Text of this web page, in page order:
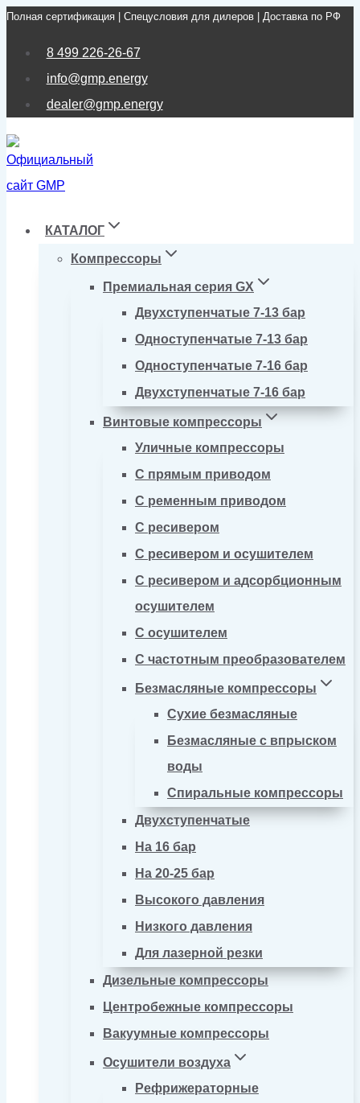
Перейти
Полная сертификация | Спецусловия для дилеров | Доставка по РФ
8 499 226-26-67
info@gmp.energy
dealer@gmp.energy
КАТАЛОГ
Компрессоры
Премиальная серия GX
Двухступенчатые 7-13 бар
Одноступенчатые 7-13 бар
Одноступенчатые 7-16 бар
Двухступенчатые 7-16 бар
Винтовые компрессоры
Уличные компрессоры
С прямым приводом
С ременным приводом
С ресивером
С ресивером и осушителем
С ресивером и адсорбционным
осушителем
С осушителем
С частотным преобразователем
Безмасляные компрессоры
Сухие безмасляные
Безмасляные с впрыском
воды
Спиральные компрессоры
Двухступенчатые
На 16 бар
На 20-25 бар
Высокого давления
Низкого давления
Для лазерной резки
Дизельные компрессоры
Центробежные компрессоры
Вакуумные компрессоры
Осушители воздуха
Рефрижераторные